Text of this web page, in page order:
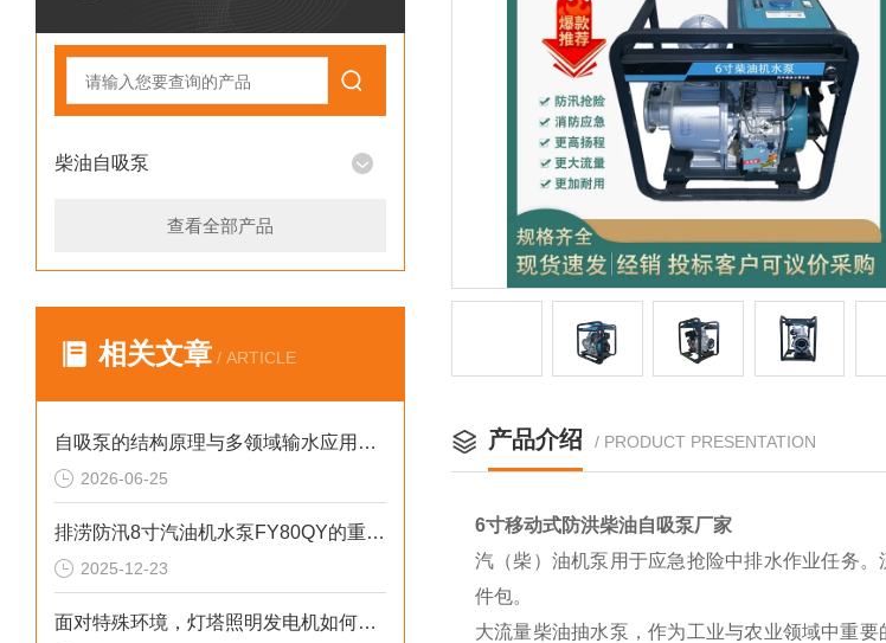
柴油自吸泵
查看全部产品
相关文章 / ARTICLE
自吸泵的结构原理与多领域输水应用探析
2026-06-25
排涝防汛8寸汽油机水泵FY80QY的重要性
2025-12-23
面对特殊环境，灯塔照明发电机如何确保稳定运行
产品介绍 / PRODUCT PRESENTATION
6寸移动式防洪柴油自吸泵厂家
汽（柴）油机泵用于应急抢险中排水作业任务
件包。
大流量柴油抽水泵，作为工业与农业领域中重